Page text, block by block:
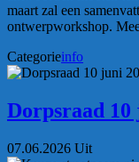
maart zal een
ontwerpworkshop.
Categorieinfo
Dorpsraad 10
07.06.2026 Uit